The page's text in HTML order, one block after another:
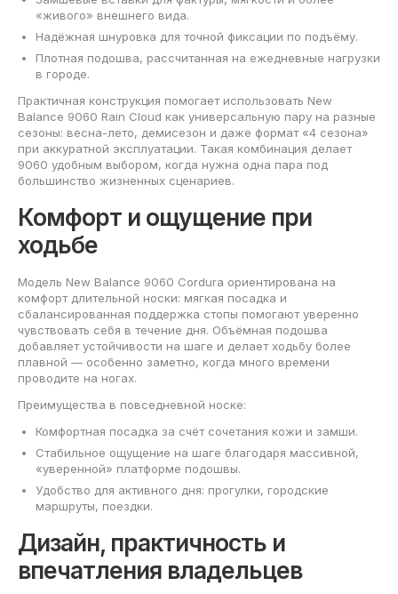
«живого» внешнего вида.
Надёжная шнуровка для точной фиксации по подъёму.
Плотная подошва, рассчитанная на ежедневные нагрузки
в городе.
Практичная конструкция помогает использовать New
Balance 9060 Rain Cloud как универсальную пару на разные
сезоны: весна-лето, демисезон и даже формат «4 сезона»
при аккуратной эксплуатации. Такая комбинация делает
9060 удобным выбором, когда нужна одна пара под
большинство жизненных сценариев.
Комфорт и ощущение при
ходьбе
Модель New Balance 9060 Cordura ориентирована на
комфорт длительной носки: мягкая посадка и
сбалансированная поддержка стопы помогают уверенно
чувствовать себя в течение дня. Объёмная подошва
добавляет устойчивости на шаге и делает ходьбу более
плавной — особенно заметно, когда много времени
проводите на ногах.
Преимущества в повседневной носке:
Комфортная посадка за счёт сочетания кожи и замши.
Стабильное ощущение на шаге благодаря массивной,
«уверенной» платформе подошвы.
Удобство для активного дня: прогулки, городские
маршруты, поездки.
Дизайн, практичность и
впечатления владельцев